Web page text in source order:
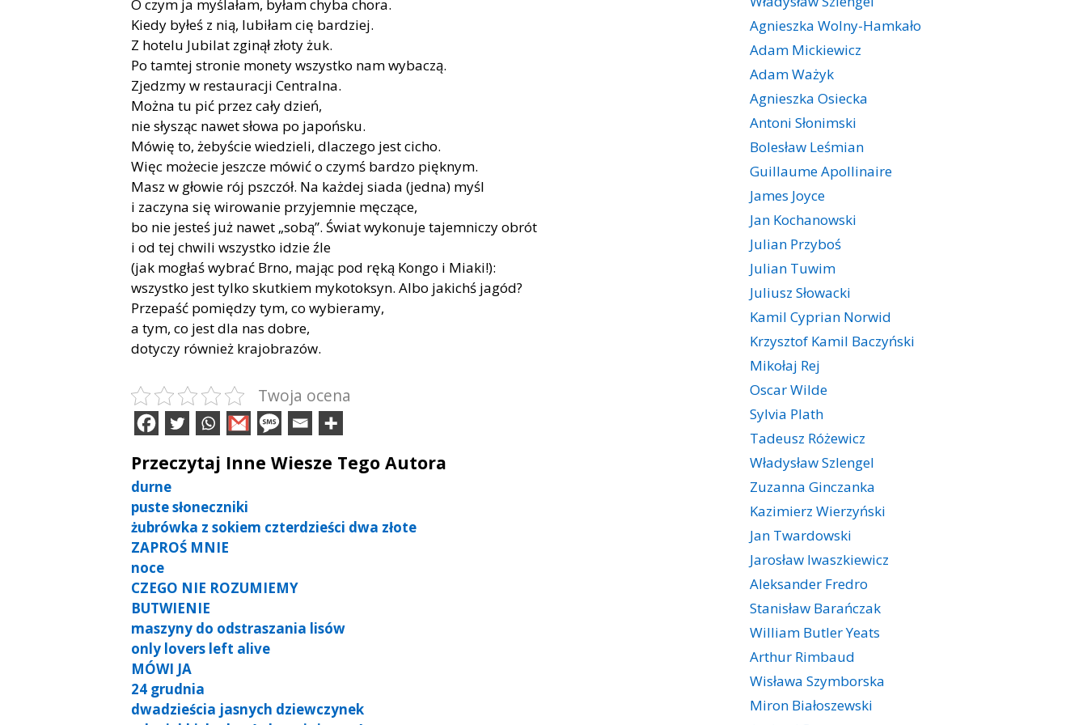
O czym ja myślałam, byłam chyba chora.
Kiedy byłeś z nią, lubiłam cię bardziej.
Z hotelu Jubilat zginął złoty żuk.
Po tamtej stronie monety wszystko nam wybaczą.
Zjedzmy w restauracji Centralna.
Można tu pić przez cały dzień,
nie słysząc nawet słowa po japońsku.
Mówię to, żebyście wiedzieli, dlaczego jest cicho.
Więc możecie jeszcze mówić o czymś bardzo pięknym.
Masz w głowie rój pszczół. Na każdej siada (jedna) myśl
i zaczyna się wirowanie przyjemnie męczące,
bo nie jesteś już nawet „sobą”. Świat wykonuje tajemniczy obrót
i od tej chwili wszystko idzie źle
(jak mogłaś wybrać Brno, mając pod ręką Kongo i Miaki!):
wszystko jest tylko skutkiem mykotoksyn. Albo jakichś jagód?
Przepaść pomiędzy tym, co wybieramy,
a tym, co jest dla nas dobre,
dotyczy również krajobrazów.
Twoja ocena
Przeczytaj Inne Wiesze Tego Autora
durne
puste słoneczniki
żubrówka z sokiem czterdzieści dwa złote
ZAPROŚ MNIE
noce
CZEGO NIE ROZUMIEMY
BUTWIENIE
maszyny do odstraszania lisów
only lovers left alive
MÓWI JA
24 grudnia
dwadzieścia jasnych dziewczynek
Agnieszka Wolny-Hamkało
Adam Mickiewicz
Adam Ważyk
Agnieszka Osiecka
Antoni Słonimski
Bolesław Leśmian
Guillaume Apollinaire
James Joyce
Jan Kochanowski
Julian Przyboś
Julian Tuwim
Juliusz Słowacki
Kamil Cyprian Norwid
Krzysztof Kamil Baczyński
Mikołaj Rej
Oscar Wilde
Sylvia Plath
Tadeusz Różewicz
Władysław Szlengel
Zuzanna Ginczanka
Kazimierz Wierzyński
Jan Twardowski
Jarosław Iwaszkiewicz
Aleksander Fredro
Stanisław Barańczak
William Butler Yeats
Arthur Rimbaud
Wisława Szymborska
Miron Białoszewski